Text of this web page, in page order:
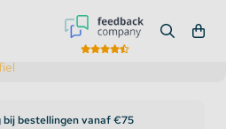
bij bestellingen vanaf €75